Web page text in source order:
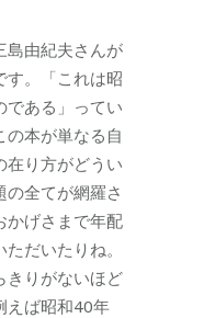
島由紀夫さんが
す。「これは昭
である」ってい
の本が単なる自
在り方がどうい
の全てが網羅さ
かげさまで年配
だいたりね。
きりがないほど
えば昭和40年